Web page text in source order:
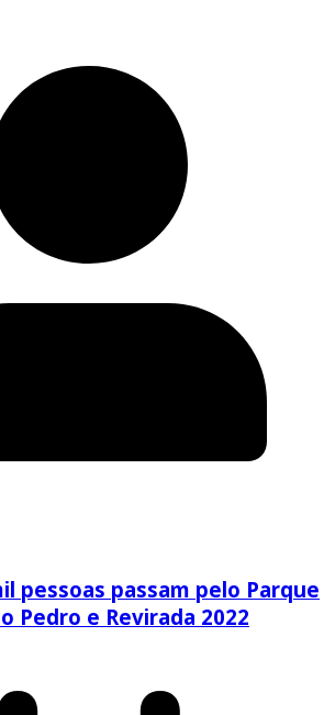
pessoas passam pelo Parque
Pedro e Revirada 2022